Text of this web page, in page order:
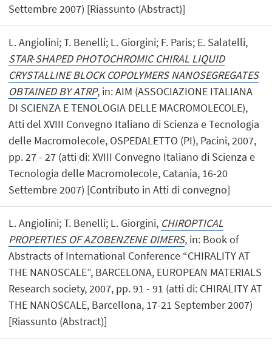
Settembre 2007) [Riassunto (Abstract)]
L. Angiolini; T. Benelli; L. Giorgini; F. Paris; E. Salatelli,
STAR-SHAPED PHOTOCHROMIC CHIRAL LIQUID
CRYSTALLINE BLOCK COPOLYMERS NANOSEGREGATES
OBTAINED BY ATRP, in: AIM (ASSOCIAZIONE ITALIANA
DI SCIENZA E TENOLOGIA DELLE MACROMOLECOLE),
Atti del XVIII Convegno Italiano di Scienza e Tecnologia
delle Macromolecole, OSPEDALETTO (PI), Pacini, 2007,
pp. 27 - 27 (atti di: XVIII Convegno Italiano di Scienza e
Tecnologia delle Macromolecole, Catania, 16-20
Settembre 2007) [Contributo in Atti di convegno]
L. Angiolini; T. Benelli; L. Giorgini, CHIROPTICAL
PROPERTIES OF AZOBENZENE DIMERS, in: Book of
Abstracts of International Conference “CHIRALITY AT
THE NANOSCALE”, BARCELONA, EUROPEAN MATERIALS
Research society, 2007, pp. 91 - 91 (atti di: CHIRALITY AT
THE NANOSCALE, Barcellona, 17-21 September 2007)
[Riassunto (Abstract)]